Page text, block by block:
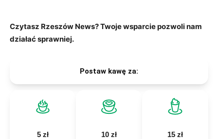
Czytasz Rzeszów News? Twoje wsparcie pozwoli nam
działać sprawniej.
Postaw kawę za:
5 zł 10 zł 15 zł